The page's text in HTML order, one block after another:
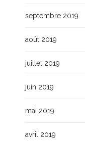
septembre 2019
août 2019
juillet 2019
juin 2019
mai 2019
avril 2019